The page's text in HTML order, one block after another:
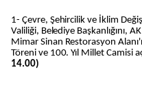
1- Çevre, Şehircilik ve İklim
Valiliği, Belediye Başkanlığını,
Mimar Sinan Restorasyon
Töreni ve 100. Yıl Millet Camisi
14.00)